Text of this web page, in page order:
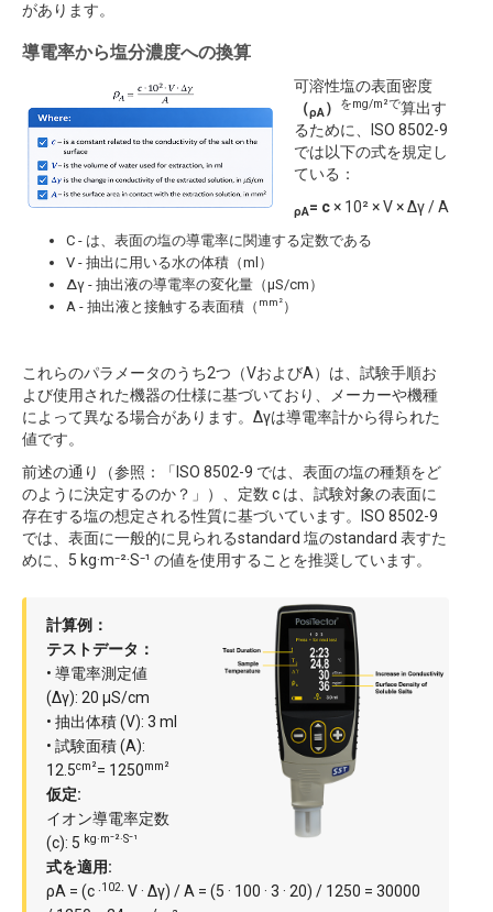
があります。
導電率から塩分濃度への換算
可溶性塩の表面密度
（ρA） をmg/m²で算出す
るために、ISO 8502-9
では以下の式を規定し
ている：
ρA= c× 10² × V × Δγ / A
C - は、表面の塩の導電率に関連する定数である
V - 抽出に用いる水の体積（ml）
Δγ - 抽出液の導電率の変化量（µS/cm）
A - 抽出液と接触する表面積（ mm²）
これらのパラメータのうち2つ（VおよびA）は、試験手順お
よび使用された機器の仕様に基づいており、メーカーや機種
によって異なる場合があります。∆γは導電率計から得られた
値です。
前述の通り（参照：「ISO 8502-9 では、表面の塩の種類をど
のように決定するのか？」）、定数 c は、試験対象の表面に
存在する塩の想定される性質に基づいています。ISO 8502-9
では、表面に一般的に見られるstandard 塩のstandard 表すた
めに、5 kg·m⁻²·S⁻¹ の値を使用することを推奨しています。
計算例：
テストデータ：
• 導電率測定値
(Δγ): 20 µS/cm
• 抽出体積 (V): 3 ml
• 試験面積 (A):
12.5cm²= 1250mm²
仮定:
イオン導電率定数
(c): 5 kg·m⁻²·S⁻¹
式を適用:
ρA = (c ·102· V · Δγ) / A = (5 · 100 · 3 · 20) / 1250 = 30000